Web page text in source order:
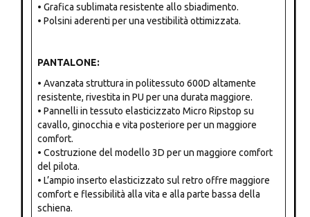
• Grafica sublimata resistente allo sbiadimento.
• Polsini aderenti per una vestibilità ottimizzata.
PANTALONE:
• Avanzata struttura in politessuto 600D altamente
resistente, rivestita in PU per una durata maggiore.
• Pannelli in tessuto elasticizzato Micro Ripstop su
cavallo, ginocchia e vita posteriore per un maggiore
comfort.
• Costruzione del modello 3D per un maggiore comfort
del pilota.
• L’ampio inserto elasticizzato sul retro offre maggiore
comfort e flessibilità alla vita e alla parte bassa della
schiena.